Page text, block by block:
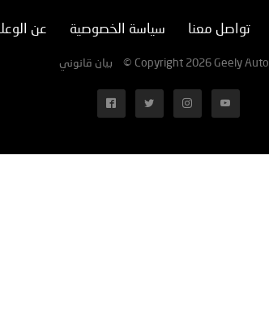
عن سياسة الخصوصية تواصل معنا
بيان قانوني © Copyright 2026 Geely Auto